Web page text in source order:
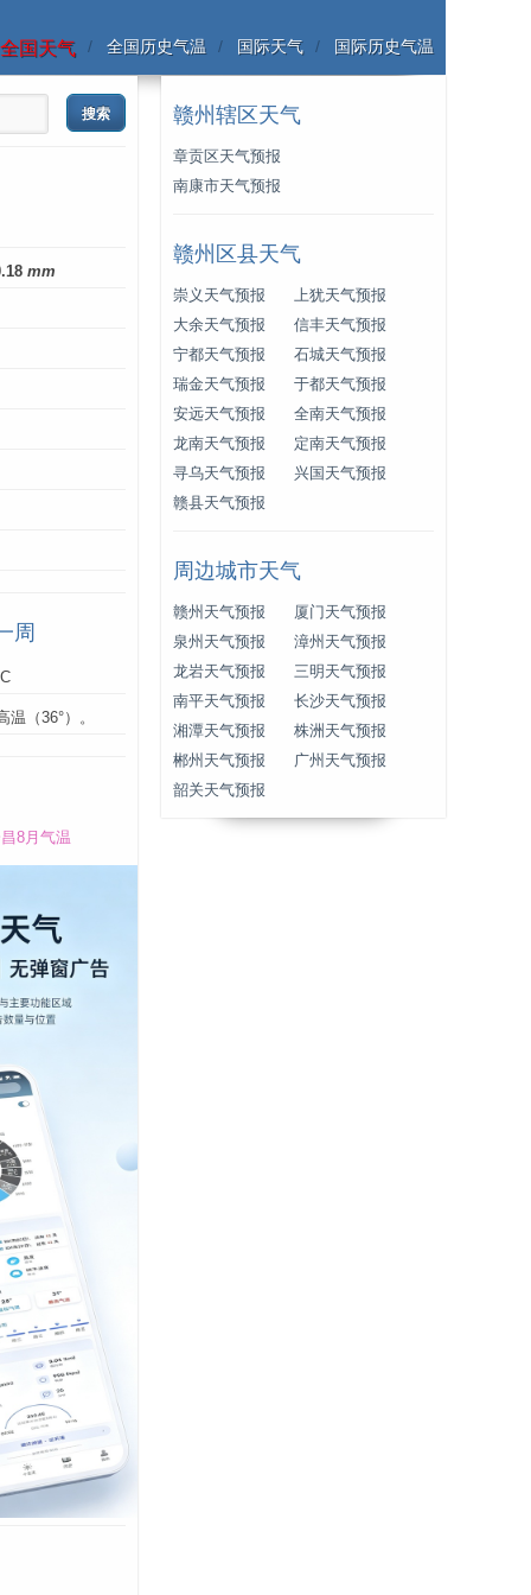
全国天气 全国历史气温 国际天气 国际历史气温
mm
周
温（36°）。
8月气温
赣州辖区天气
章贡区天气预报
南康市天气预报
赣州区县天气
崇义天气预报
上犹天气预报
大余天气预报
信丰天气预报
宁都天气预报
石城天气预报
瑞金天气预报
于都天气预报
安远天气预报
全南天气预报
龙南天气预报
定南天气预报
寻乌天气预报
兴国天气预报
赣县天气预报
周边城市天气
赣州天气预报
厦门天气预报
泉州天气预报
漳州天气预报
龙岩天气预报
三明天气预报
南平天气预报
长沙天气预报
湘潭天气预报
株洲天气预报
郴州天气预报
广州天气预报
韶关天气预报